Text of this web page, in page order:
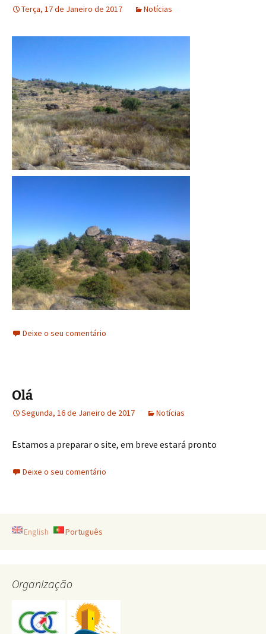
Terça, 17 de Janeiro de 2017 Notícias
Deixe o seu comentário
Olá
Segunda, 16 de Janeiro de 2017 Notícias
Estamos a preparar o site, em breve estará pronto
Deixe o seu comentário
English Português
Organização